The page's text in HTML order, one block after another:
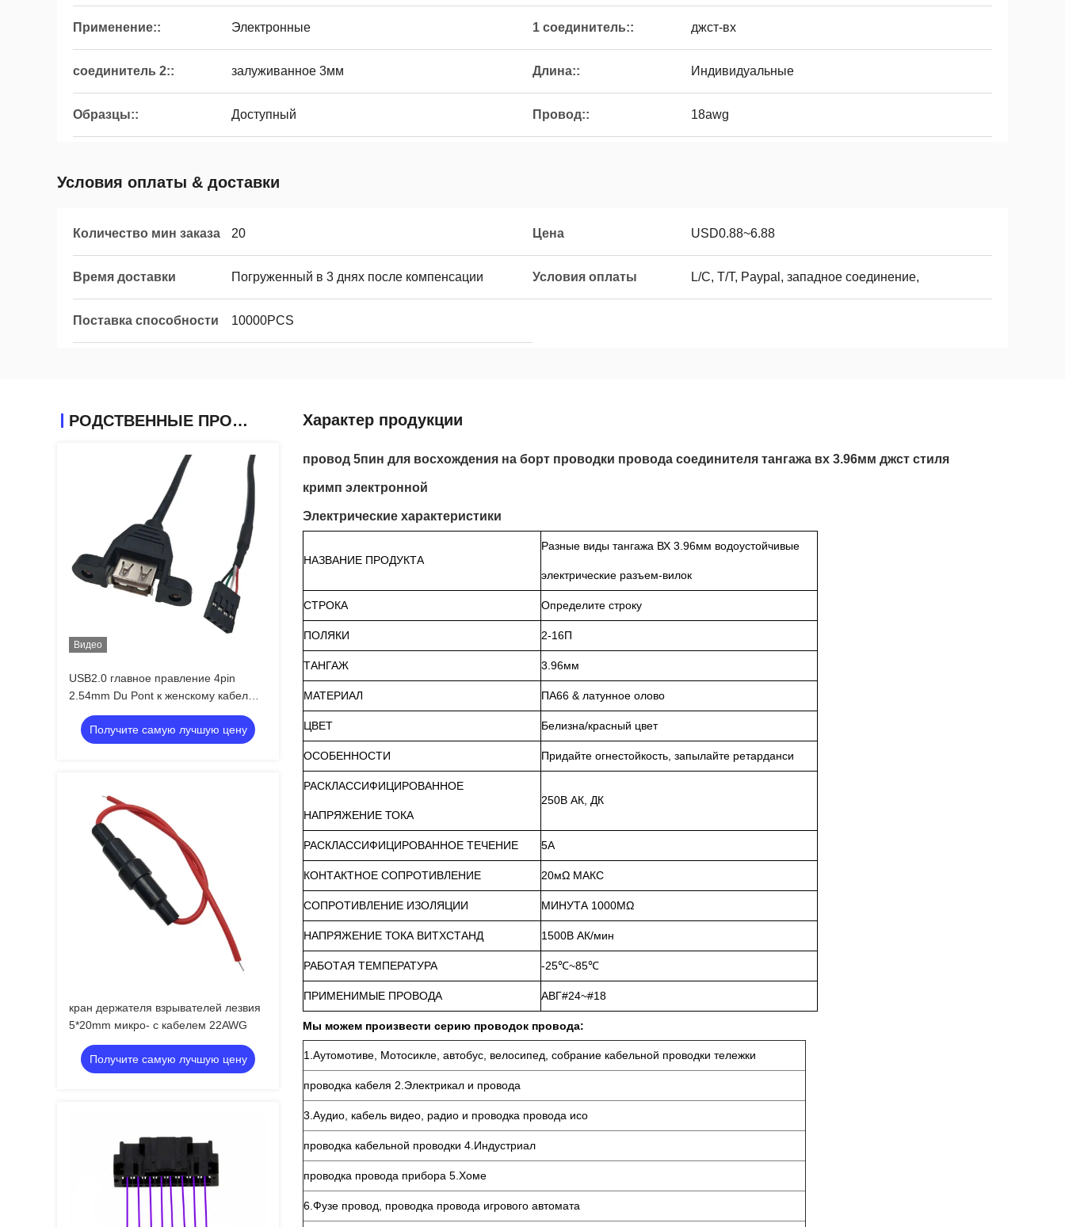
Применение:: Электронные 1 соединитель:: джст-вх
соединитель 2:: залуживанное 3мм Длина:: Индивидуальные
Образцы:: Доступный Провод:: 18awg
Условия оплаты & доставки
Количество мин заказа 20 Цена USD0.88~6.88
Время доставки Погруженный в 3 днях после компенсации Условия оплаты L/C, T/T, Paypal, западное соединение,
Поставка способности 10000PCS
РОДСТВЕННЫЕ ПРОДУКТЫ
Видео
USB2.0 главное правление 4pin
2.54mm Du Pont к женскому кабелю
держателя панели Usb Usb2.0
Получите самую лучшую цену
кран держателя взрывателей лезвия
5*20mm микро- с кабелем 22AWG
Получите самую лучшую цену
Характер продукции
провод 5пин для восхождения на борт проводки провода соединителя тангажа вх 3.96мм джст стиля
кримп электронной
Электрические характеристики
НАЗВАНИЕ ПРОДУКТА
Разные виды тангажа ВХ 3.96мм водоустойчивые
электрические разъем-вилок
СТРОКА Определите строку
ПОЛЯКИ 2-16П
ТАНГАЖ 3.96мм
МАТЕРИАЛ ПА66 & латунное олово
ЦВЕТ Белизна/красный цвет
ОСОБЕННОСТИ Придайте огнестойкость, запылайте ретарданси
РАСКЛАССИФИЦИРОВАННОЕ
НАПРЯЖЕНИЕ ТОКА
250В АК, ДК
РАСКЛАССИФИЦИРОВАННОЕ ТЕЧЕНИЕ 5А
КОНТАКТНОЕ СОПРОТИВЛЕНИЕ 20мΩ МАКС
СОПРОТИВЛЕНИЕ ИЗОЛЯЦИИ МИНУТА 1000МΩ
НАПРЯЖЕНИЕ ТОКА ВИТХСТАНД 1500В АК/мин
РАБОТАЯ ТЕМПЕРАТУРА -25℃~85℃
ПРИМЕНИМЫЕ ПРОВОДА АВГ#24~#18
Мы можем произвести серию проводок провода:
1.Аутомотиве, Мотосикле, автобус, велосипед, собрание кабельной проводки тележки
проводка кабеля 2.Электрикал и провода
3.Аудио, кабель видео, радио и проводка провода исо
проводка кабельной проводки 4.Индустриал
проводка провода прибора 5.Хоме
6.Фузе провод, проводка провода игрового автомата